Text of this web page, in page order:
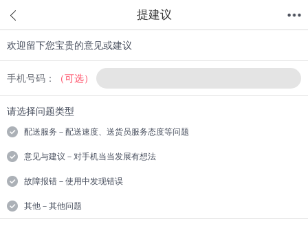
提建议
欢迎留下您宝贵的意见或建议
手机号码： （可选）
请选择问题类型
配送服务－配送速度、送货员服务态度等问题
意见与建议－对手机当当发展有想法
故障报错－使用中发现错误
其他－其他问题